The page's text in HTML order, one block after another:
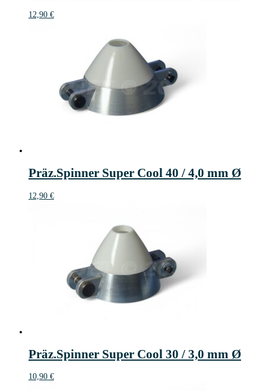
12,90 €
Präz.Spinner Super Cool 40 / 4,0 mm Ø
12,90 €
Präz.Spinner Super Cool 30 / 3,0 mm Ø
10,90 €